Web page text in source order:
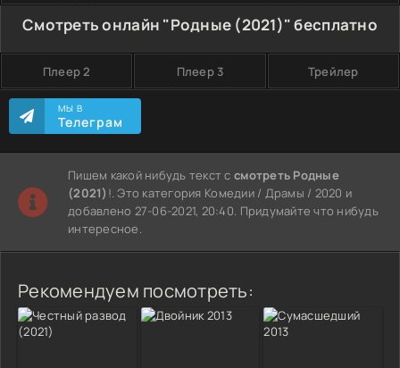
Смотреть онлайн "Родные (2021)" бесплатно
Плеер 2 Плеер 3 Трейлер
МЫ В
Телеграм
Пишем какой нибудь текст ссмотреть Родные
(2021) !. Это категория Комедии / Драмы / 2020 и
добавлено 27-06-2021, 20:40. Придумайте что нибудь
интересное.
Рекомендуем посмотреть: